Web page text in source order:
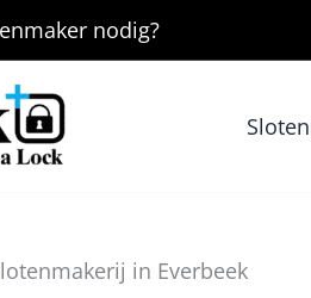
nodig?
in Everbeek